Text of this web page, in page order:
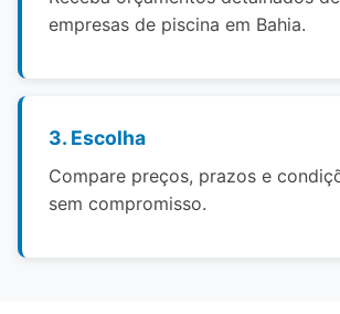
empresas de piscina em Bahia.
3. Escolha
Compare preços, prazos e
sem compromisso.